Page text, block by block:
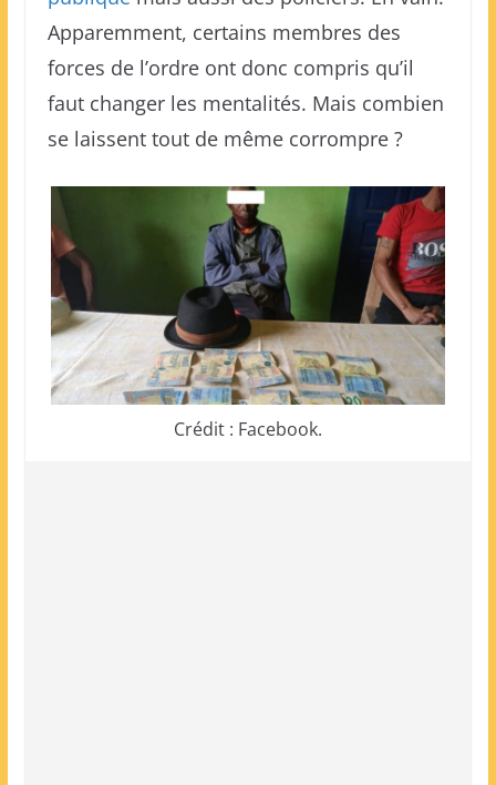
Apparemment, certains membres des
forces de l’ordre ont donc compris qu’il
faut changer les mentalités. Mais combien
se laissent tout de même corrompre ?
Crédit : Facebook.